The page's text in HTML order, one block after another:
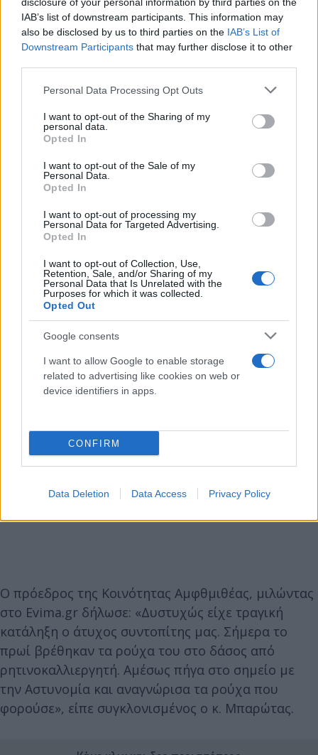
IAB’s list of downstream participants. This information may
also be disclosed by us to third parties on the IAB’s List of
Downstream Participants that may further disclose it to other
Please note that this website/app uses one or more Google
not limited to your visit or usage behaviour. You may click to
grant or deny consent to Google and its third-party tags to
use your data for below specified purposes in below Google
consent section.
Personal Data Processing Opt Outs
I want to opt-out of the Sharing of my
personal data.
Opted In
I want to opt-out of the Sale of my
Personal Data.
Opted In
I want to opt-out of processing my
Personal Data for Targeted Advertising.
Opted In
I want to opt-out of Collection, Use,
Retention, Sale, and/or Sharing of my
Personal Data that Is Unrelated with the
Purposes for which it was collected.
Opted Out
Google consents
I want to allow Google to enable storage
related to advertising like cookies on web or
device identifiers in apps.
CONFIRM
Data Deletion Data Access Privacy Policy
Για το περιστατικό έχει επιλυφθεί η Αστυνομία.
Σύμφωνα με πηγές της ΕΛ.ΑΣ., όλα τα στοιχεία
δείχνουν ότι πρόκειται για τον 55χρονο
πυροσβέστη, ωστόσο θα ακολουθηθεί η διαδικασία
Ο πρόεδρος της Κοινότητας Αμφθμιθέας, μιλώντας
στο Evima.gr δήλωσε: «Δυστυχώς είχε τραγική
κατάληξη ο άτυχος συντοπίτης μας. Σήμερα το
πρωί βρέθηκαν τα ρούχα του στο δάσος από
ρητινοκαλλιεργητή. Αμέσως πήγα στο σημείο με
την Αστυνομία και αναγνώρισα τα ρούχα που
φορούσε», είπε συγκλονισμένος ο κ. Μπαρώτας.